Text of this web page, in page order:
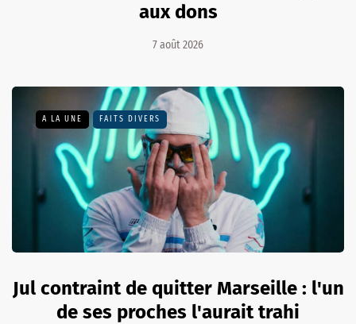
aux dons
7 août 2026
A LA UNE FAITS DIVERS
Jul contraint de quitter Marseille : l'un
de ses proches l'aurait trahi